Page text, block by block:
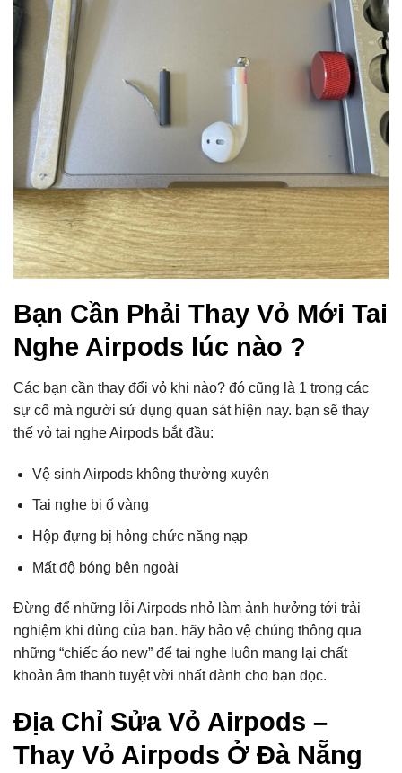
Bạn Cần Phải Thay Vỏ Mới Tai
Nghe Airpods lúc nào ?
Các bạn cần thay đổi vỏ khi nào? đó cũng là 1 trong các
sự cố mà người sử dụng quan sát hiện nay. bạn sẽ thay
thế vỏ tai nghe Airpods bắt đầu:
Vệ sinh Airpods không thường xuyên
Tai nghe bị ố vàng
Hộp đựng bị hỏng chức năng nạp
Mất độ bóng bên ngoài
Đừng để những lỗi Airpods nhỏ làm ảnh hưởng tới trải
nghiệm khi dùng của bạn. hãy bảo vệ chúng thông qua
những “chiếc áo new” để tai nghe luôn mang lại chất
khoản âm thanh tuyệt vời nhất dành cho bạn đọc.
Địa Chỉ Sửa Vỏ Airpods –
Thay Vỏ Airpods Ở Đà Nẵng